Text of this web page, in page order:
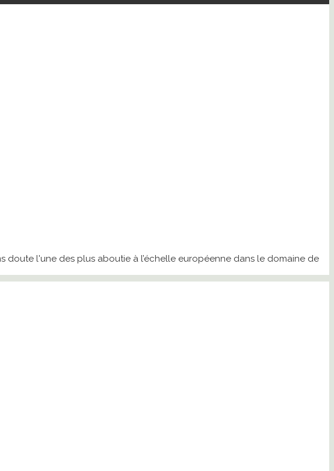
doute l'une des plus aboutie à l’échelle européenne dans le domaine de